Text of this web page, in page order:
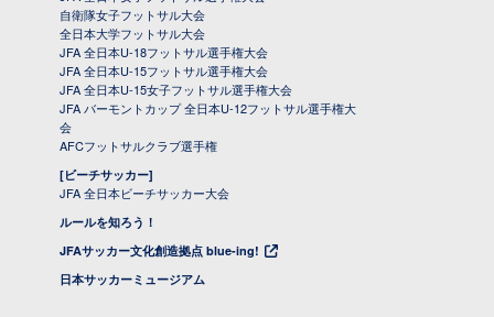
自衛隊女子フットサル大会
全日本大学フットサル大会
JFA 全日本U-18フットサル選手権大会
JFA 全日本U-15フットサル選手権大会
JFA 全日本U-15女子フットサル選手権大会
JFA バーモントカップ 全日本U-12フットサル選手権大
会
AFCフットサルクラブ選手権
[ビーチサッカー]
JFA 全日本ビーチサッカー大会
ルールを知ろう！
JFAサッカー文化創造拠点 blue-ing!
日本サッカーミュージアム